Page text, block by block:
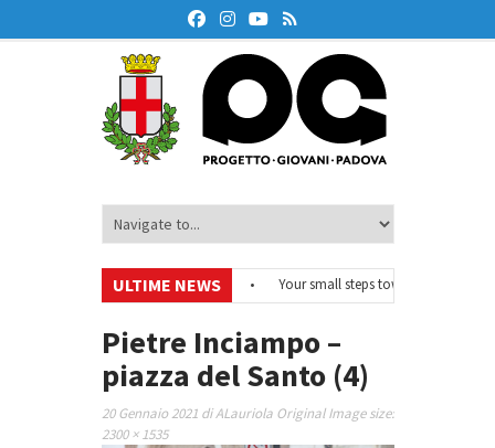
ULTIME NEWS
#EurodeskOnAir – Ciclo di webinar
Your small steps towards
finanziaria
• Oxford Debate Lab – Borse di studio 2026/27
Pietre Inciampo –
piazza del Santo (4)
20 Gennaio 2021 diALauriola Original Image size:
2300 × 1535